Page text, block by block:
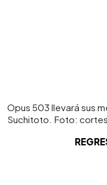
Opus 503 llevará sus
Suchitoto. Foto: